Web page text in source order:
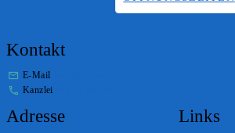
Kontakt
E-Mail
Kanzlei
Adresse Links